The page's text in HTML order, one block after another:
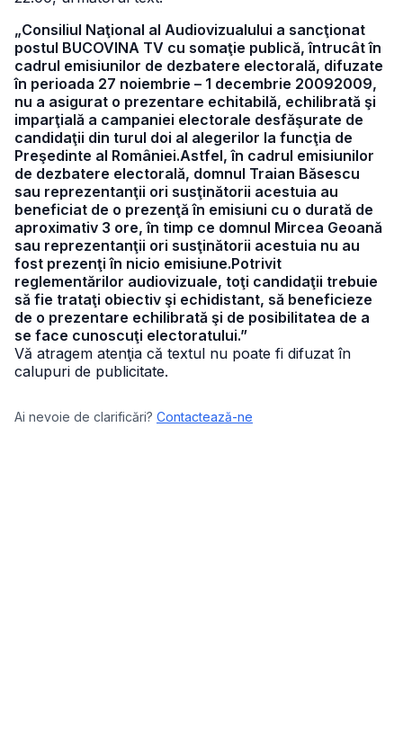
„Consiliul Naţional al Audiovizualului a sancţionat
postul BUCOVINA TV cu somaţie publică, întrucât în
cadrul emisiunilor de dezbatere electorală, difuzate
în perioada 27 noiembrie – 1 decembrie 20092009,
nu a asigurat o prezentare echitabilă, echilibrată şi
imparţială a campaniei electorale desfăşurate de
candidaţii din turul doi al alegerilor la funcţia de
Preşedinte al României.Astfel, în cadrul emisiunilor
de dezbatere electorală, domnul Traian Băsescu
sau reprezentanţii ori susţinătorii acestuia au
beneficiat de o prezenţă în emisiuni cu o durată de
aproximativ 3 ore, în timp ce domnul Mircea Geoană
sau reprezentanţii ori susţinătorii acestuia nu au
fost prezenţi în nicio emisiune.Potrivit
reglementărilor audiovizuale, toţi candidaţii trebuie
să fie trataţi obiectiv şi echidistant, să beneficieze
de o prezentare echilibrată şi de posibilitatea de a
se face cunoscuţi electoratului.”
Vă atragem atenţia că textul nu poate fi difuzat în
calupuri de publicitate.
Ai nevoie de clarificări? Contactează-ne